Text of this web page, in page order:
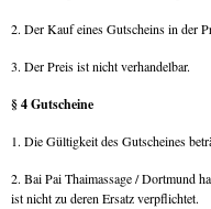
2. Der Kauf eines Gutscheins in der
3. Der Preis ist nicht verhandelbar.
§ 4 Gutscheine
1. Die Gültigkeit des Gutscheines
2. Bai Pai Thaimassage / Dortmund
ist nicht zu deren Ersatz verpflichtet.